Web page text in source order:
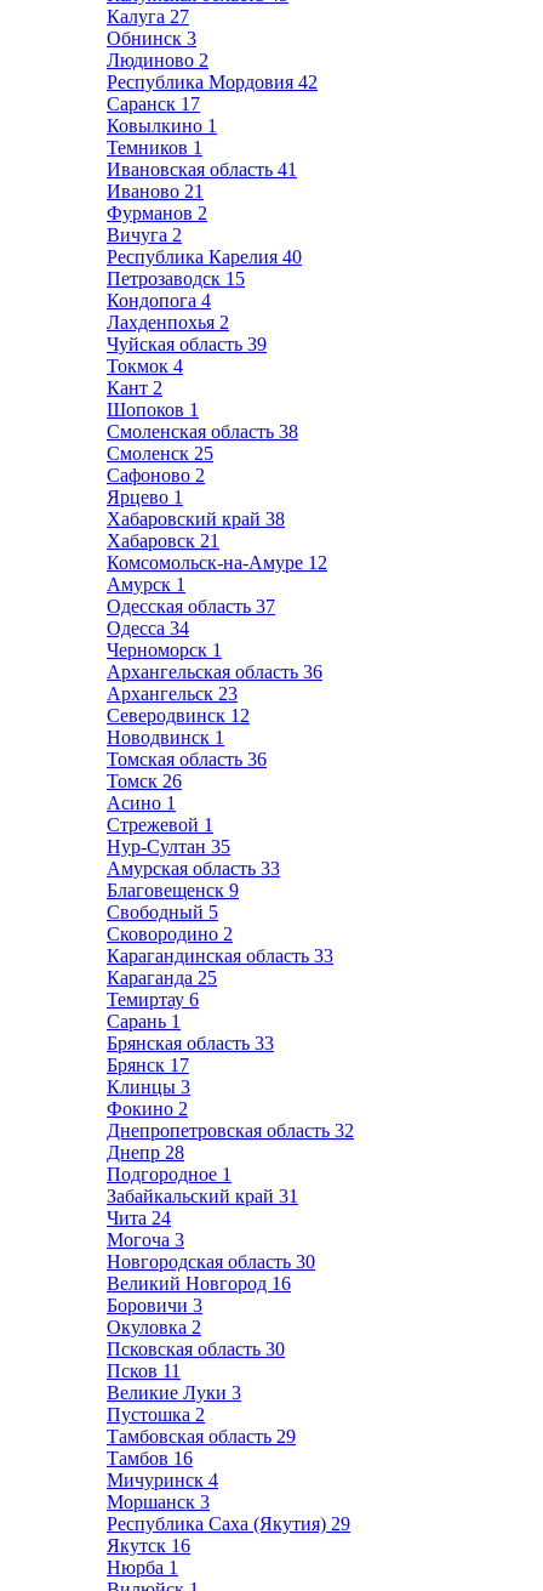
Калуга 27
Обнинск 3
Людиново 2
Республика Мордовия 42
Саранск 17
Ковылкино 1
Темников 1
Ивановская область 41
Иваново 21
Фурманов 2
Вичуга 2
Республика Карелия 40
Петрозаводск 15
Кондопога 4
Лахденпохья 2
Чуйская область 39
Токмок 4
Кант 2
Шопоков 1
Смоленская область 38
Смоленск 25
Сафоново 2
Ярцево 1
Хабаровский край 38
Хабаровск 21
Комсомольск-на-Амуре 12
Амурск 1
Одесская область 37
Одесса 34
Черноморск 1
Архангельская область 36
Архангельск 23
Северодвинск 12
Новодвинск 1
Томская область 36
Томск 26
Асино 1
Стрежевой 1
Нур-Султан 35
Амурская область 33
Благовещенск 9
Свободный 5
Сковородино 2
Карагандинская область 33
Караганда 25
Темиртау 6
Сарань 1
Брянская область 33
Брянск 17
Клинцы 3
Фокино 2
Днепропетровская область 32
Днепр 28
Подгородное 1
Забайкальский край 31
Чита 24
Могоча 3
Новгородская область 30
Великий Новгород 16
Боровичи 3
Окуловка 2
Псковская область 30
Псков 11
Великие Луки 3
Пустошка 2
Тамбовская область 29
Тамбов 16
Мичуринск 4
Моршанск 3
Республика Саха (Якутия) 29
Якутск 16
Нюрба 1